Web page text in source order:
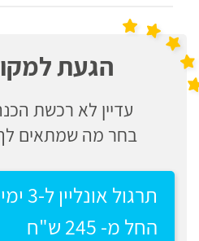
שפי
פילת
הכנה
לעבודה
ניב
רווח
חיפוש
הגעת
עדיין לא רכשת
בחר מה שמתאים
תרגול אונליין ל-3 ימים
החל מ- 245 ש"ח